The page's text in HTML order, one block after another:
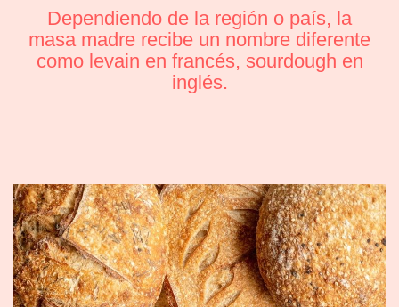
Dependiendo de la región o país, la
masa madre recibe un nombre diferente
como levain en francés, sourdough en
inglés.